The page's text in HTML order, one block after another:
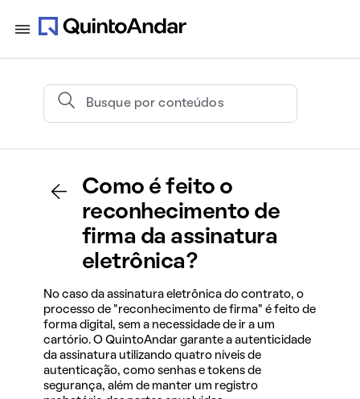
Como é feito o
reconhecimento de
firma da assinatura
eletrônica?
No caso da assinatura eletrônica do contrato, o
processo de "reconhecimento de firma" é feito de
forma digital, sem a necessidade de ir a um
cartório. O QuintoAndar garante a autenticidade
da assinatura utilizando quatro níveis de
autenticação, como senhas e tokens de
segurança, além de manter um registro